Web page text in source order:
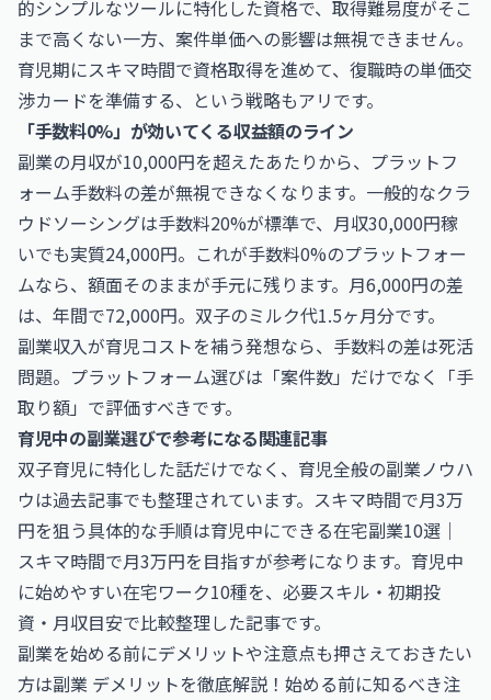
的シンプルなツールに特化した資格で、取得難易度がそこ
まで高くない一方、案件単価への影響は無視できません。
育児期にスキマ時間で資格取得を進めて、復職時の単価交
渉カードを準備する、という戦略もアリです。
「手数料0%」が効いてくる収益額のライン
副業の月収が10,000円を超えたあたりから、プラットフ
ォーム手数料の差が無視できなくなります。一般的なクラ
ウドソーシングは手数料20%が標準で、月収30,000円稼
いでも実質24,000円。これが手数料0%のプラットフォー
ムなら、額面そのままが手元に残ります。月6,000円の差
は、年間で72,000円。双子のミルク代1.5ヶ月分です。
副業収入が育児コストを補う発想なら、手数料の差は死活
問題。プラットフォーム選びは「案件数」だけでなく「手
取り額」で評価すべきです。
育児中の副業選びで参考になる関連記事
双子育児に特化した話だけでなく、育児全般の副業ノウハ
ウは過去記事でも整理されています。スキマ時間で月3万
円を狙う具体的な手順は育児中にできる在宅副業10選｜
スキマ時間で月3万円を目指すが参考になります。育児中
に始めやすい在宅ワーク10種を、必要スキル・初期投
資・月収目安で比較整理した記事です。
副業を始める前にデメリットや注意点も押さえておきたい
方は副業 デメリットを徹底解説！始める前に知るべき注